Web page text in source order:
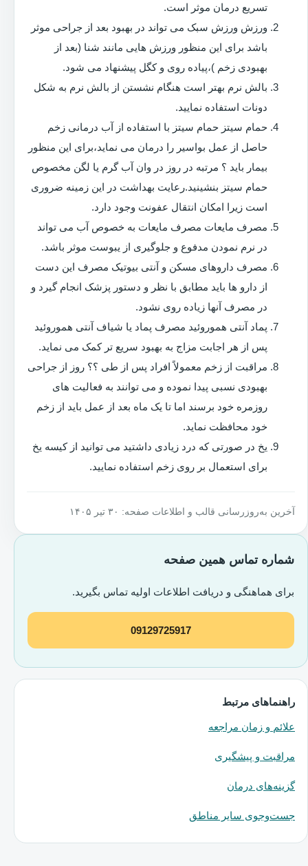
تسریع درمان موثر است.
ورزش ورزش سبک می تواند در بهبود بعد از جراحی موثر
باشد برای این منظور ورزش هایی مانند شنا (بعد از
بهبودی زخم )،پیاده روی و کگل پیشنهاد می شود.
بالش نرم بهتر است هنگام نشستن از بالش نرم به شکل
دونات استفاده نمایید.
حمام سیتز حمام سیتز با استفاده از آب درمانی زخم
حاصل از عمل بواسیر را درمان می نماید،برای این منظور
بیمار باید ؟ مرتبه در روز در وان آب گرم یا لگن مخصوص
حمام سیتز بنشینید.رعایت بهداشت در این زمینه ضروری
است زیرا امکان انتقال عفونت وجود دارد.
مصرف مایعات مصرف مایعات به خصوص آب می تواند
در نرم نمودن مدفوع و جلوگیری از یبوست موثر باشد.
مصرف داروهای مسکن و آنتی بیوتیک مصرف این دست
از دارو ها باید مطابق با نظر و دستور پزشک انجام گیرد و
در مصرف آنها زیاده روی نشود.
پماد آنتی هموروئید مصرف پماد یا شیاف آنتی هموروئید
پس از هر اجابت مزاج به بهبود سریع تر کمک می نماید.
مراقبت از زخم معمولاً افراد پس از طی ؟؟ روز از جراحی
بهبودی نسبی پیدا نموده و می توانند به فعالیت های
روزمره خود برسند اما تا یک ماه بعد از عمل باید از زخم
خود محافظت نماید.
یخ در صورتی که درد زیادی داشتید می توانید از کیسه یخ
برای استعمال بر روی زخم استفاده نمایید.
آخرین به‌روزرسانی قالب و اطلاعات صفحه: ۳۰ تیر ۱۴۰۵
شماره تماس همین صفحه
برای هماهنگی و دریافت اطلاعات اولیه تماس بگیرید.
09129725917
راهنماهای مرتبط
علائم و زمان مراجعه
مراقبت و پیشگیری
گزینه‌های درمان
جست‌وجوی سایر مناطق